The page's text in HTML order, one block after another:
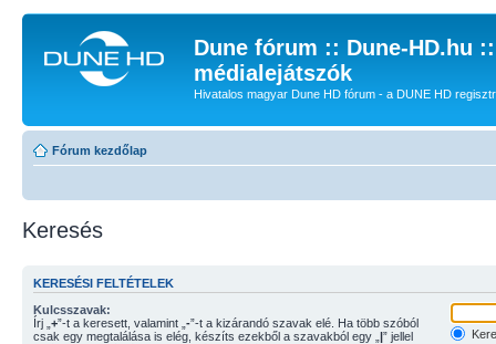
Dune fórum :: Dune-HD.hu
médialejátszók
Hivatalos magyar Dune HD fórum - a DUNE HD
Fórum kezdőlap
Keresés
KERESÉSI FELTÉTELEK
Kulcsszavak:
Írj „ +”-t a keresett, valamint „ -”-t a kizárandó szavak elé. Ha több szóból
csak egy megtalálása is elég, készíts ezekből a szavakból egy „ |” jellel